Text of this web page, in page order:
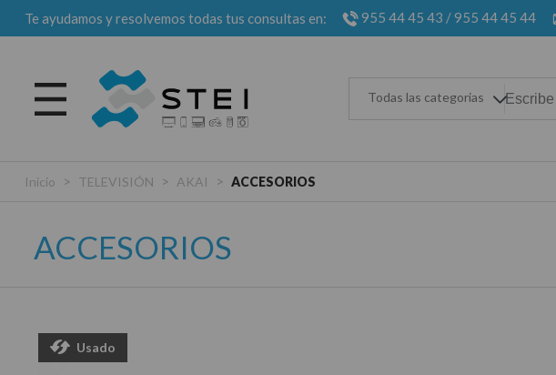
Te ayudamos y resolvemos todas tus consultas en: 955 44 45 43 /955 44 45 44
Todas las categorias
Inicio > TELEVISIÓN > AKAI > ACCESORIOS
ACCESORIOS
Usado